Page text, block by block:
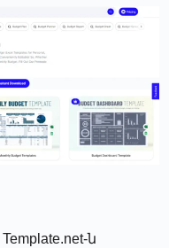
Template.net-ն